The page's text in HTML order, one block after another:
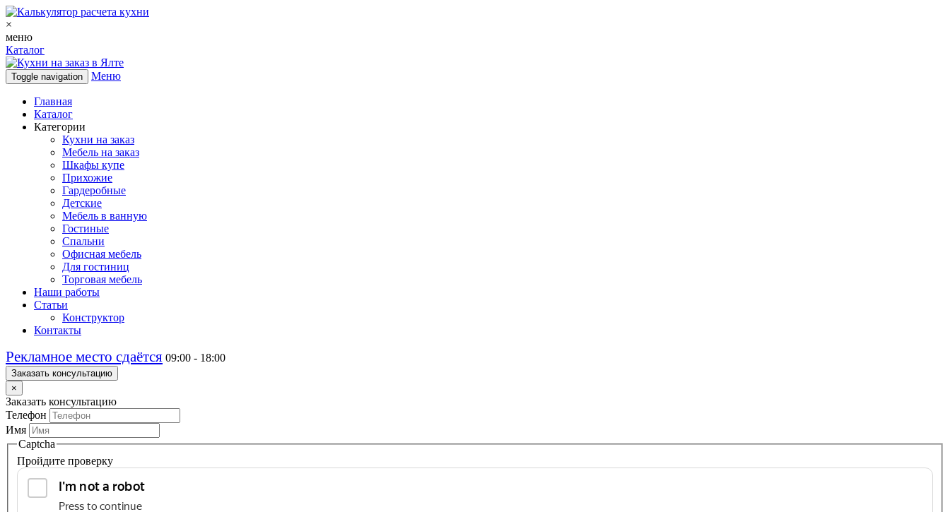
×
меню
Каталог
Toggle navigation Меню
Главная
Каталог
Категории
Кухни на заказ
Мебель на заказ
Шкафы купе
Прихожие
Гардеробные
Детские
Мебель в ванную
Гостиные
Спальни
Офисная мебель
Для гостиниц
Торговая мебель
Наши работы
Статьи
Конструктор
Контакты
Рекламное место сдаётся 09:00 - 18:00
Заказать консультацию
×
Заказать консультацию
Телефон
Имя
Captcha
Пройдите проверку